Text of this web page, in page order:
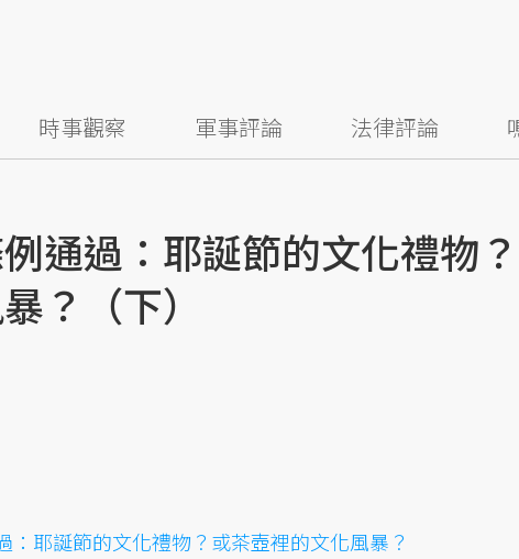
時事觀察 軍事評論 法律評論
通過：耶誕節的文化禮物
？（下）
：耶誕節的文化禮物？或茶壺裡的文化風暴？